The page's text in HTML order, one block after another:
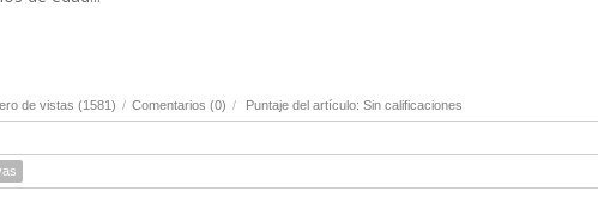
de vistas (1581) / Comentarios (0) / Puntaje del artículo: Sin calificaciones